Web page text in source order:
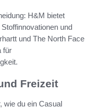
H&M bietet
und
und The North Face
für
Freizeit
wie du ein Casual